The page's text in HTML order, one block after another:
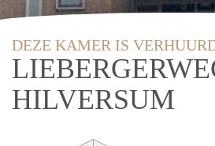
DEZE KAMER IS
HILVERSUM